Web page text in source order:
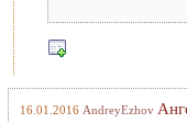
16.01.2016 AndreyEzhov